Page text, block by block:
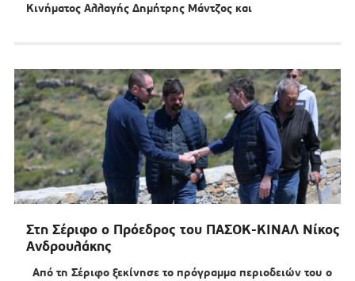
Κινήματος Αλλαγής Δημήτρης Μάντζος και
Στη Σέριφο ο Πρόεδρος του ΠΑΣΟΚ-ΚΙΝΑΛ Νίκος
Ανδρουλάκης
Από τη Σέριφο ξεκίνησε το πρόγραμμα περιοδειών του ο